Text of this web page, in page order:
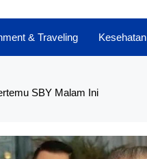
& Traveling Kesehatan
SBY Malam Ini